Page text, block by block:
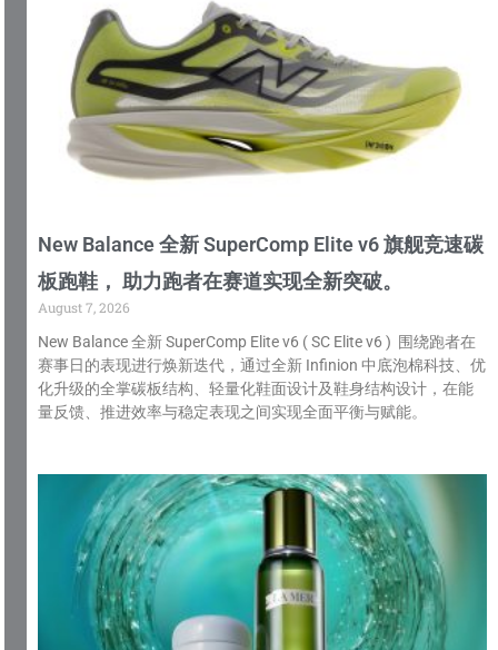
New Balance 全新 SuperComp Elite v6 旗舰竞速碳
板跑鞋， 助力跑者在赛道实现全新突破。
August 7, 2026
New Balance 全新 SuperComp Elite v6 ( SC Elite v6 ) 围绕跑者在
赛事日的表现进行焕新迭代，通过全新 Infinion 中底泡棉科技、优
化升级的全掌碳板结构、轻量化鞋面设计及鞋身结构设计，在能
量反馈、推进效率与稳定表现之间实现全面平衡与赋能。